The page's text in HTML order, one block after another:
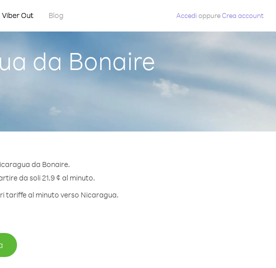
Viber Out Blog Accedi oppureCrea account
da Bonaire
da Bonaire.
da soli 21.9 ¢ al minuto.
tariffe al minuto verso Nicaragua.